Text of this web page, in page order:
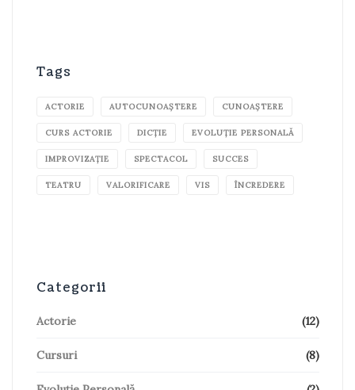
Tags
ACTORIE AUTOCUNOAȘTERE CUNOAȘTERE
CURS ACTORIE DICȚIE EVOLUȚIE PERSONALĂ
IMPROVIZAȚIE SPECTACOL SUCCES
TEATRU VALORIFICARE VIS ÎNCREDERE
Categorii
Actorie (12)
Cursuri (8)